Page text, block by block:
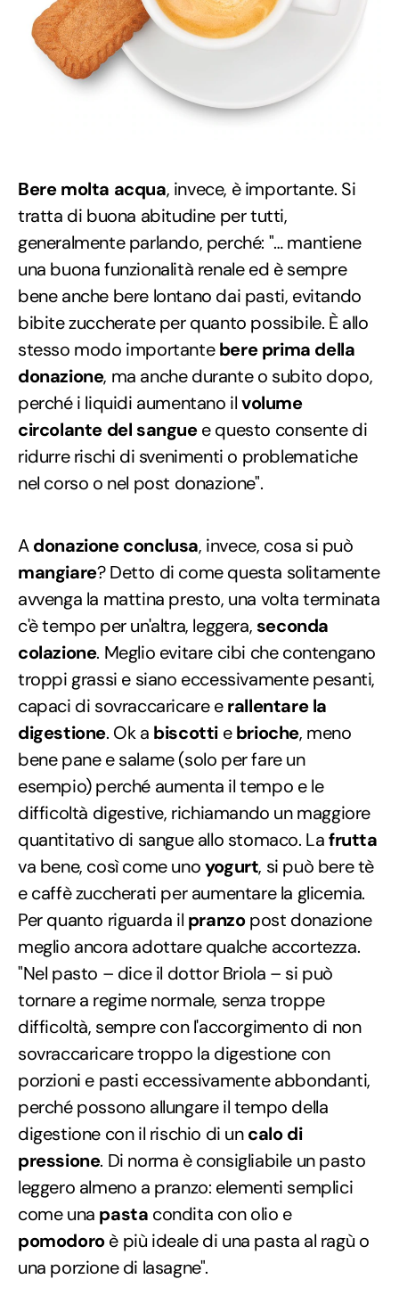
Bere molta acqua, invece, è importante. Si
tratta di buona abitudine per tutti,
generalmente parlando, perché: "… mantiene
una buona funzionalità renale ed è sempre
bene anche bere lontano dai pasti, evitando
bibite zuccherate per quanto possibile. È allo
stesso modo importantebere prima della
donazione, ma anche durante o subito dopo,
perché i liquidi aumentano ilvolume
circolante del sanguee questo consente di
ridurre rischi di svenimenti o problematiche
nel corso o nel post donazione".
Adonazione conclusa, invece, cosa si può
mangiare? Detto di come questa solitamente
avvenga la mattina presto, una volta terminata
c'è tempo per un'altra, leggera, seconda
colazione. Meglio evitare cibi che contengano
troppi grassi e siano eccessivamente pesanti,
capaci di sovraccaricare erallentare la
digestione. Ok a biscotti ebrioche, meno
bene pane e salame (solo per fare un
esempio) perché aumenta il tempo e le
difficoltà digestive, richiamando un maggiore
quantitativo di sangue allo stomaco. Lafrutta
va bene, così come unoyogurt, si può bere tè
e caffè zuccherati per aumentare la glicemia.
Per quanto riguarda il pranzopost donazione
meglio ancora adottare qualche accortezza.
"Nel pasto – dice il dottor Briola – si può
tornare a regime normale, senza troppe
difficoltà, sempre con l'accorgimento di non
sovraccaricare troppo la digestione con
porzioni e pasti eccessivamente abbondanti,
perché possono allungare il tempo della
digestione con il rischio di uncalo di
pressione. Di norma è consigliabile un pasto
leggero almeno a pranzo: elementi semplici
come una pasta condita con olio e
pomodoroè più ideale di una pasta al ragù o
una porzione di lasagne".